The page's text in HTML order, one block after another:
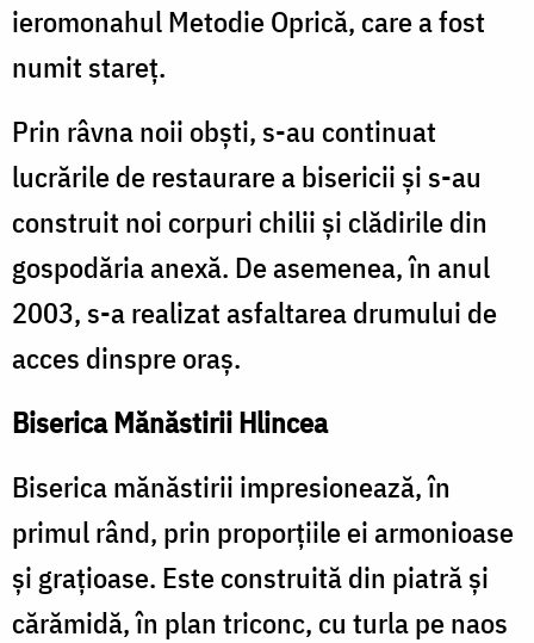
ieromonahul Metodie Oprică, care a fost
numit stareț.
Prin râvna noii obști, s-au continuat
lucrările de restaurare a bisericii și s-au
construit noi corpuri chilii și clădirile din
gospodăria anexă. De asemenea, în anul
2003, s-a realizat asfaltarea drumului de
acces dinspre oraș.
Biserica Mănăstirii Hlincea
Biserica mănăstirii impresionează, în
primul rând, prin proporțiile ei armonioase
și grațioase. Este construită din piatră și
cărămidă, în plan triconc, cu turla pe naos